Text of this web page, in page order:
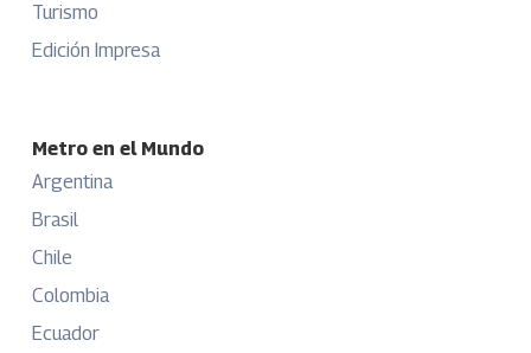
Turismo
Edición Impresa
Metro en el Mundo
Argentina
Brasil
Chile
Colombia
Ecuador